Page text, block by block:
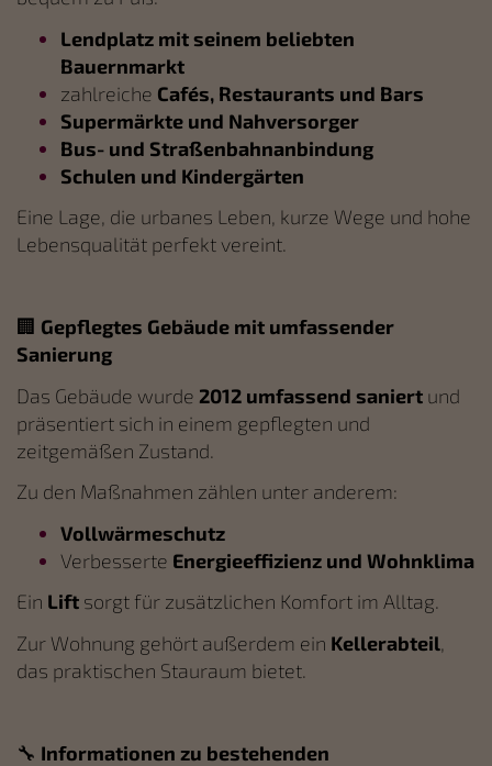
Lendplatz mit seinem beliebten
Bauernmarkt
zahlreiche Cafés, Restaurants und Bars
Supermärkte und Nahversorger
Bus- und Straßenbahnanbindung
Schulen und Kindergärten
Eine Lage, die urbanes Leben, kurze Wege und hohe
Lebensqualität perfekt vereint.
🏢 Gepflegtes Gebäude mit umfassender
Sanierung
Das Gebäude wurde 2012 umfassend saniert und
präsentiert sich in einem gepflegten und
zeitgemäßen Zustand.
Zu den Maßnahmen zählen unter anderem:
Vollwärmeschutz
Verbesserte Energieeffizienz und Wohnklima
Ein Lift sorgt für zusätzlichen Komfort im Alltag.
Zur Wohnung gehört außerdem ein Kellerabteil,
das praktischen Stauraum bietet.
🔧 Informationen zu bestehenden